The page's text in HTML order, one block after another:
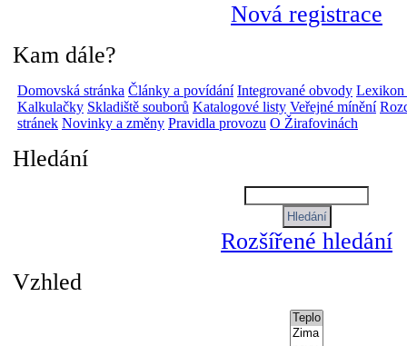
Nová registrace
Kam dále?
Domovská stránka Články a povídání Integrované obvody Lexikon
Kalkulačky Skladiště souborů Katalogové listy Veřejné mínění
stránek Novinky a změny Pravidla provozu O Žirafovinách
Hledání
Rozšířené hledání
Vzhled